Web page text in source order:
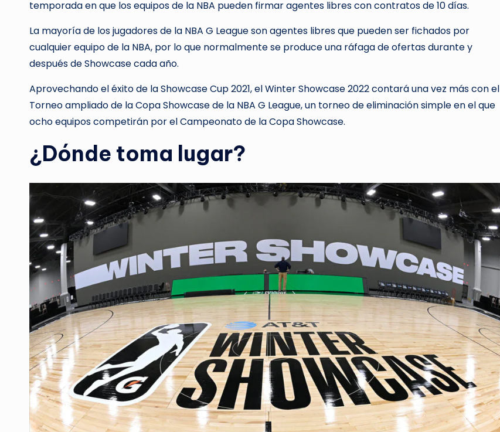
temporada en que los equipos de la NBA pueden firmar agentes libres con contratos de 10 días.
La mayoría de los jugadores de la NBA G League son agentes libres que pueden ser fichados por
cualquier equipo de la NBA, por lo que normalmente se produce una ráfaga de ofertas durante y
después de Showcase cada año.
Aprovechando el éxito de la Showcase Cup 2021, el Winter Showcase 2022 contará una vez más con el
Torneo ampliado de la Copa Showcase de la NBA G League, un torneo de eliminación simple en el que
ocho equipos competirán por el Campeonato de la Copa Showcase.
¿Dónde toma lugar?